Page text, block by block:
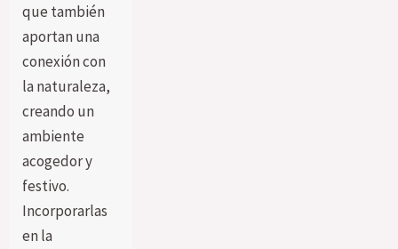
que también
aportan una
conexión con
la naturaleza,
creando un
ambiente
acogedor y
festivo.
Incorporarlas
en la